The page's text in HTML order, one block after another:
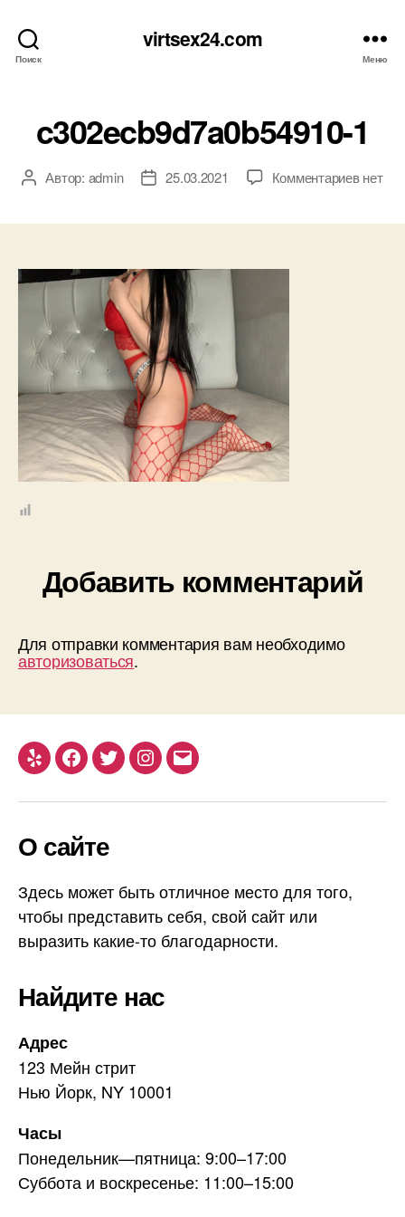
Поиск
virtsex24.com
Меню
c302ecb9d7a0b54910-1
АвторАвтор: admin
Дата25.03.2021 Комментариевк
нет
Добавить комментарий
Для отправки комментария вам необходимо
авторизоваться.
Yelp Facebook
TwitterInstagram
Email
О сайте
Здесь может быть отличное место для того,
чтобы представить себя, свой сайт или
выразить какие-то благодарности.
Найдите нас
Адрес
123 Мейн стрит
Нью Йорк, NY 10001
Часы
Понедельник—пятница: 9:00–17:00
Суббота и воскресенье: 11:00–15:00